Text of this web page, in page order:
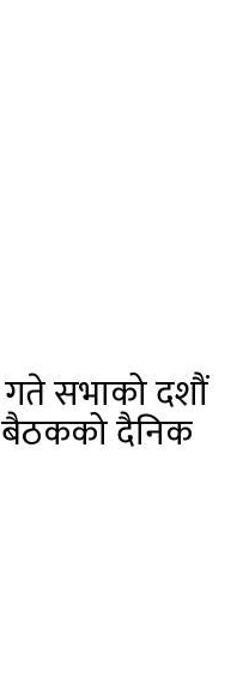
सभाको दशौं
दैनिक